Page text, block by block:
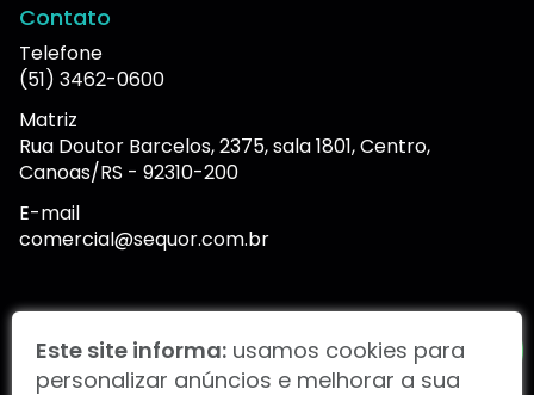
Contato
Telefone
(51) 3462-0600
Matriz
Rua Doutor Barcelos, 2375, sala 1801, Centro,
Canoas/RS - 92310-200
E-mail
comercial@sequor.com.br
Este site informa: usamos cookies para
personalizar anúncios e melhorar a sua